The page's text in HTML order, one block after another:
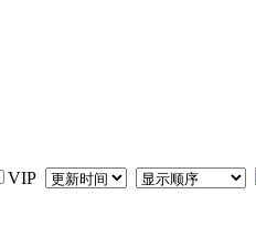
VIP